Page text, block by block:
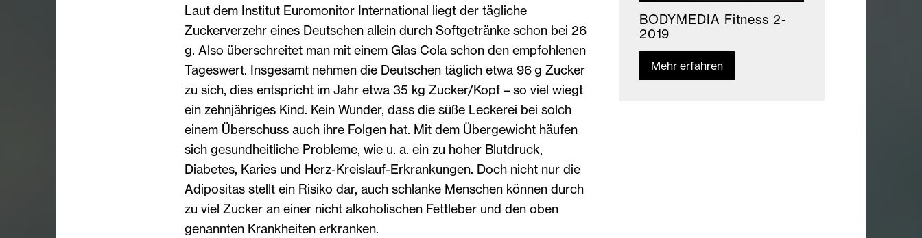
Laut dem Institut Euromonitor International liegt der tägliche
Zuckerverzehr eines Deutschen allein durch Softgetränke schon bei 26
g. Also überschreitet man mit einem Glas Cola schon den empfohlenen
Tageswert. Insgesamt nehmen die Deutschen täglich etwa 96 g Zucker
zu sich, dies entspricht im Jahr etwa 35 kg Zucker/Kopf – so viel wiegt
ein zehnjähriges Kind. Kein Wunder, dass die süße Leckerei bei solch
einem Überschuss auch ihre Folgen hat. Mit dem Übergewicht häufen
sich gesundheitliche Probleme, wie u. a. ein zu hoher Blutdruck,
Diabetes, Karies und Herz-Kreislauf-Erkrankungen. Doch nicht nur die
Adipositas stellt ein Risiko dar, auch schlanke Menschen können durch
zu viel Zucker an einer nicht alkoholischen Fettleber und den oben
genannten Krankheiten erkranken.
BODYMEDIA Fitness 2-
2019
Mehr erfahren